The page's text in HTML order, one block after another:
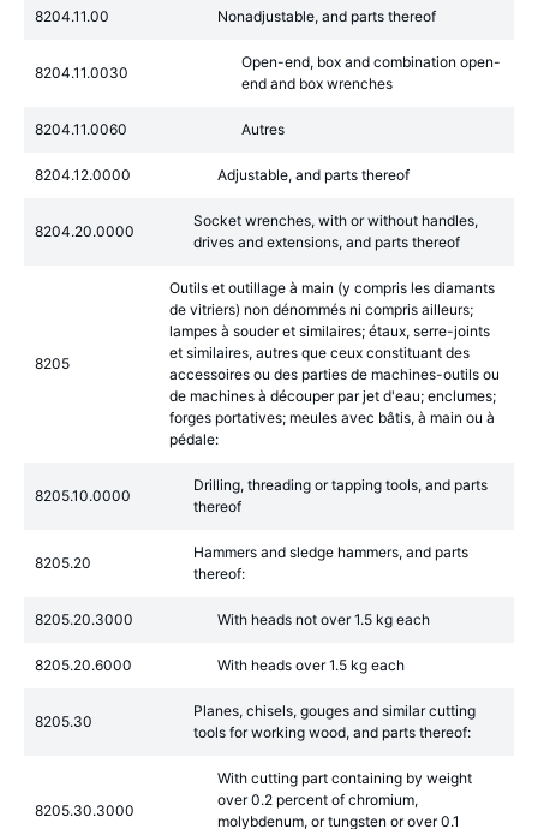
8204.11.00 Nonadjustable, and parts thereof
8204.11.0030
Open-end, box and combination open-
end and box wrenches
8204.11.0060 Autres
8204.12.0000 Adjustable, and parts thereof
8204.20.0000
Socket wrenches, with or without handles,
drives and extensions, and parts thereof
8205
Outils et outillage à main (y compris les diamants
de vitriers) non dénommés ni compris ailleurs;
lampes à souder et similaires; étaux, serre-joints
et similaires, autres que ceux constituant des
accessoires ou des parties de machines-outils ou
de machines à découper par jet d'eau; enclumes;
forges portatives; meules avec bâtis, à main ou à
pédale:
8205.10.0000
Drilling, threading or tapping tools, and parts
thereof
8205.20
Hammers and sledge hammers, and parts
thereof:
8205.20.3000 With heads not over 1.5 kg each
8205.20.6000 With heads over 1.5 kg each
8205.30
Planes, chisels, gouges and similar cutting
tools for working wood, and parts thereof:
8205.30.3000
With cutting part containing by weight
over 0.2 percent of chromium,
molybdenum, or tungsten or over 0.1